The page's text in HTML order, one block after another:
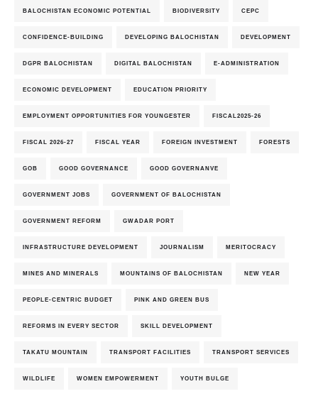
BALOCHISTAN ECONOMIC POTENTIAL BIODIVERSITY CEPC
CONFIDENCE-BUILDING DEVELOPING BALOCHISTAN DEVELOPMENT
DGPR BALOCHISTAN DIGITAL BALOCHISTAN E-ADMINISTRATION
ECONOMIC DEVELOPMENT EDUCATION PRIORITY
EMPLOYMENT OPPORTUNITIES FOR YOUNGESTER FISCAL2025-26
FISCAL 2026-27 FISCAL YEAR FOREIGN INVESTMENT FORESTS
GOB GOOD GOVERNANCE GOOD GOVERNANVE
GOVERNMENT JOBS GOVERNMENT OF BALOCHISTAN
GOVERNMENT REFORM GWADAR PORT
INFRASTRUCTURE DEVELOPMENT JOURNALISM MERITOCRACY
MINES AND MINERALS MOUNTAINS OF BALOCHISTAN NEW YEAR
PEOPLE-CENTRIC BUDGET PINK AND GREEN BUS
REFORMS IN EVERY SECTOR SKILL DEVELOPMENT
TAKATU MOUNTAIN TRANSPORT FACILITIES TRANSPORT SERVICES
WILDLIFE WOMEN EMPOWERMENT YOUTH BULGE